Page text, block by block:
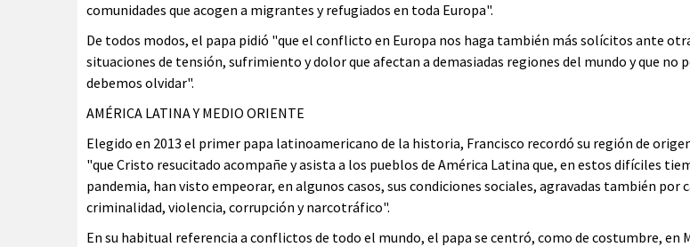
comunidades que acogen a migrantes y refugiados en toda Europa".
De todos modos, el papa pidió "que el conflicto en Europa nos haga también más solícitos ante
situaciones de tensión, sufrimiento y dolor que afectan a demasiadas regiones del mundo y que no
debemos olvidar".
AMÉRICA LATINA Y MEDIO ORIENTE
Elegido en 2013 el primer papa latinoamericano de la historia, Francisco recordó su región de
"que Cristo resucitado acompañe y asista a los pueblos de América Latina que, en estos difíciles
pandemia, han visto empeorar, en algunos casos, sus condiciones sociales, agravadas también por
criminalidad, violencia, corrupción y narcotráfico".
En su habitual referencia a conflictos de todo el mundo, el papa se centró, como de costumbre, en